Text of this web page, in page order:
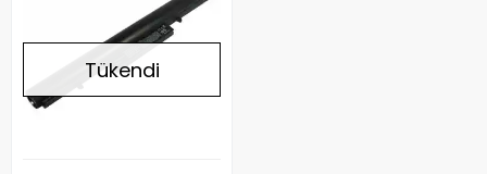
Tükendi